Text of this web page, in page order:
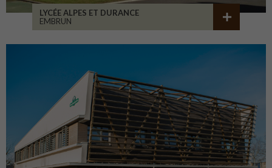
LYCÉE ALPES ET DURANCE
EMBRUN